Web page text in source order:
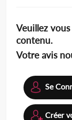
Veuillez
contenu.
Votre avis
Se
Créer